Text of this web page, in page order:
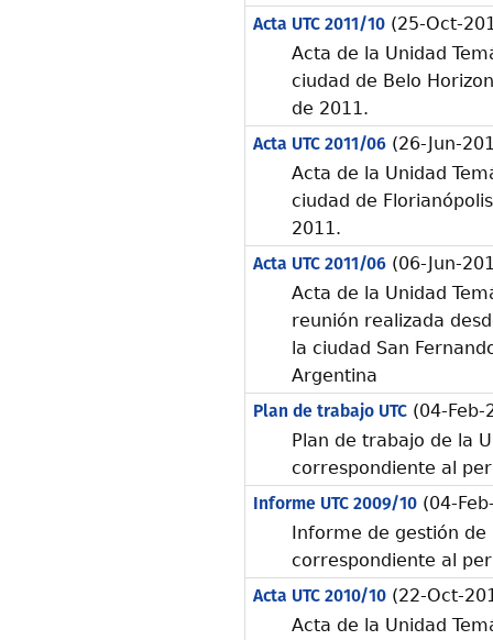
Acta UTC 2011/10(25-Oct-
Acta de la Unidad
ciudad de Belo
de 2011.
Acta UTC 2011/06(26-Jun-
Acta de la Unidad
ciudad de
2011.
Acta UTC 2011/06(06-Jun-
Acta de la Unidad
reunión realizada
la ciudad San
Argentina
Plan de trabajo UTC(04-Feb-
Plan de trabajo de la
correspondiente al
Informe UTC 2009/10(04-
Informe de gestión de
correspondiente al
Acta UTC 2010/10(22-Oct-
Acta de la Unidad